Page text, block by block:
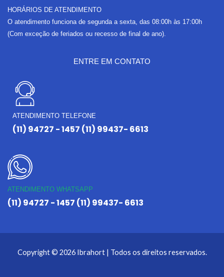
HORÁRIOS DE ATENDIMENTO
O atendimento funciona de segunda a sexta, das 08:00h às 17:00h
(Com exceção de feriados ou recesso de final de ano).
ENTRE EM CONTATO
ATENDIMENTO TELEFONE
(11) 94727 - 1457 (11) 99437- 6613
ATENDIMENTO WHATSAPP
(11) 94727 - 1457 (11) 99437- 6613
Copyright © 2026 Ibrahort | Todos os direitos reservados.